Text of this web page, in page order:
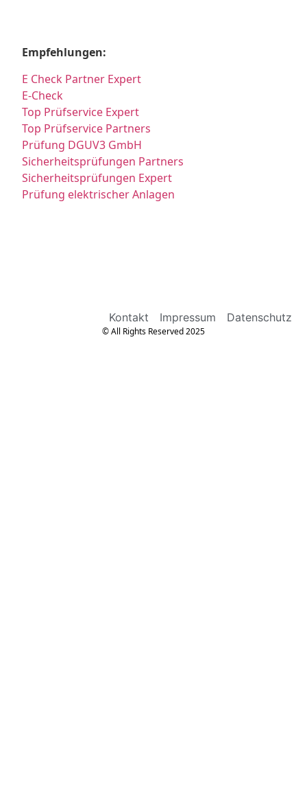
Empfehlungen:
E Check Partner Expert
E-Check
Top Prüfservice Expert
Top Prüfservice Partners
Prüfung DGUV3 GmbH
Sicherheitsprüfungen Partners
Sicherheitsprüfungen Expert
Prüfung elektrischer Anlagen
Kontakt Impressum Datenschutz
© All Rights Reserved 2025